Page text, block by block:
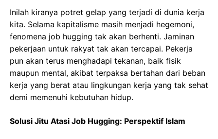
Inilah kiranya potret gelap yang terjadi di dunia kerja
kita. Selama kapitalisme masih menjadi hegemoni,
fenomena job hugging tak akan berhenti. Jaminan
pekerjaan untuk rakyat tak akan tercapai. Pekerja
pun akan terus menghadapi tekanan, baik fisik
maupun mental, akibat terpaksa bertahan dari beban
kerja yang berat atau lingkungan kerja yang tak sehat
demi memenuhi kebutuhan hidup.
Solusi Jitu Atasi Job Hugging: Perspektif Islam